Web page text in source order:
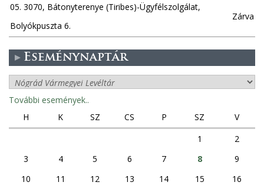
05. 3070, Bátonyterenye (Tiribes)-Ügyfélszolgálat,
Bolyókpuszta 6.
Zárva
Eseménynaptár
További események..
H
K SZ CS P SZ
V
1
2
3
4 5 6 7 8
9
10
11 12 13 14 15
16